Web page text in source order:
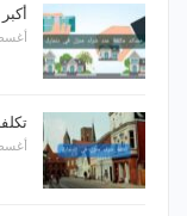
أكبر 10 مصائد مكلفة عند شراء منزل في دنمارك
أغسطس
أغسطس